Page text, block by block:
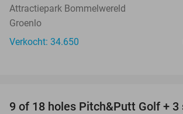
Attractiepark Bommelwereld
Groenlo
Verkocht: 34.650
9 of 18 holes Pitch&Putt Golf + 3